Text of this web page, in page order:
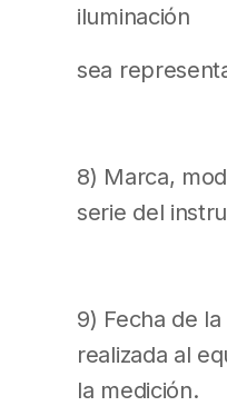
iluminación
sea
8) Marca,
serie del
9) Fecha de
realizada al
la medición.